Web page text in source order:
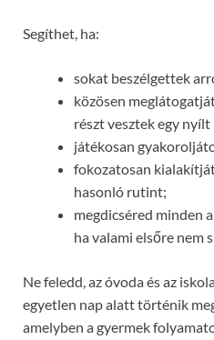
Segíthet, ha:
sokat beszélgettek
közösen
részt vesztek egy nyílt
játékosan
fokozatosan
hasonló rutint;
megdicséred minden
ha valami elsőre nem
Ne feledd, az óvoda és az
egyetlen nap alatt történik
amelyben a gyermek